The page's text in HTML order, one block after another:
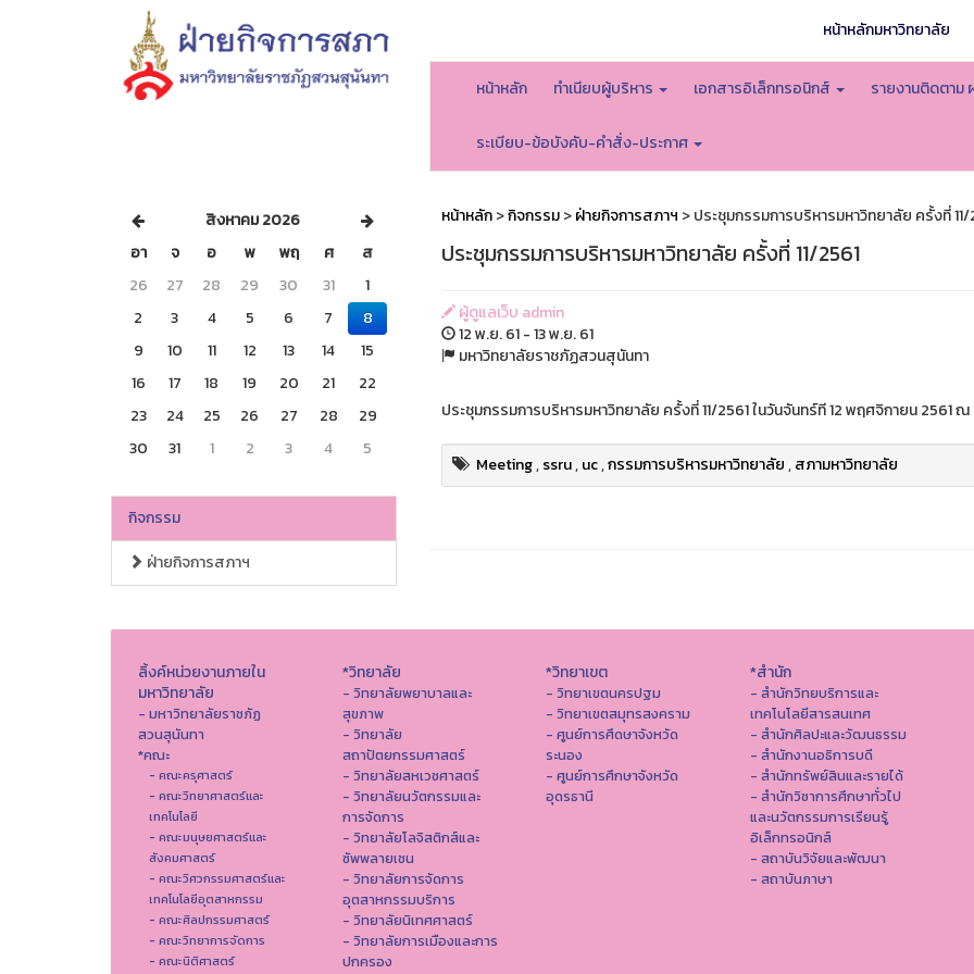
หน้าหลักมหาวิทยาลัย
หน้าหลัก ทำเนียบผู้บริหาร เอกสารอิเล็กทรอนิกส์ รายงานติดตาม
ระเบียบ-ข้อบังคับ-คำสั่ง-ประกาศ
สิงหาคม 2026
อา
จ อ พ พฤ ศ
ส
26
27 28 29 30 31
1
2
3 4 5 6 7
8
9
10 11 12 13 14
15
16
17 18 19 20 21
22
23
24 25 26 27 28
29
30
31 1 2 3 4 5
กิจกรรม
ฝ่ายกิจการสภาฯ
หน้าหลัก>กิจกรรม>ฝ่ายกิจการสภาฯ > ประชุมกรรมการบริหารมหาวิทยาลัย ครั้งที่ 11/
ประชุมกรรมการบริหารมหาวิทยาลัย ครั้งที่ 11/2561
ผู้ดูแลเว็บ admin
12 พ.ย. 61 - 13 พ.ย. 61
มหาวิทยาลัยราชภัฏสวนสุนันทา
ประชุมกรรมการบริหารมหาวิทยาลัย ครั้งที่ 11/2561 ในวันจันทร์ที 12 พฤศจิกายน 2561
Meeting,ssru,uc,กรรมการบริหารมหาวิทยาลัย,สภามหาวิทยาลัย
ลิ้งค์หน่วยงานภายใน
มหาวิทยาลัย
- มหาวิทยาลัยราชภัฏ
สวนสุนันทา
*คณะ
- คณะครุศาสตร์
- คณะวิทยาศาสตร์และ
เทคโนโลยี
- คณะมนุษยศาสตร์และ
สังคมศาสตร์
- คณะวิศวกรรมศาสตร์และ
เทคโนโลยีอุตสาหกรรม
- คณะศิลปกรรมศาสตร์
- คณะวิทยาการจัดการ
- คณะนิติศาสตร์
*วิทยาลัย
- วิทยาลัยพยาบาลและ
สุขภาพ
- วิทยาลัย
สถาปัตยกรรมศาสตร์
- วิทยาลัยสหเวชศาสตร์
- วิทยาลัยนวัตกรรมและ
การจัดการ
- วิทยาลัยโลจิสติกส์และ
ซัพพลายเชน
- วิทยาลัยการจัดการ
อุตสาหกรรมบริการ
- วิทยาลัยนิเทศศาสตร์
- วิทยาลัยการเมืองและการ
ปกครอง
*วิทยาเขต
- วิทยาเขตนครปฐม
- วิทยาเขตสมุทรสงคราม
- ศูนย์การศึดษาจังหวัด
ระนอง
- ศูนย์การศึกษาจังหวัด
อุดรธานี
*สำนัก
- สำนักวิทยบริการและ
เทคโนโลยีสารสนเทศ
- สํานักศิลปะและวัฒนธรรม
- สำนักงานอธิการบดี
- สำนักทรัพย์สินและรายได้
- สำนักวิชาการศึกษาทั่วไป
และนวัตกรรมการเรียนรู้
อิเล็กทรอนิกส์
- สถาบันวิจัยและพัฒนา
- สถาบันภาษา